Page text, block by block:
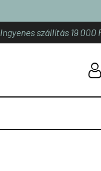
Ingyenes szállítás 19
U